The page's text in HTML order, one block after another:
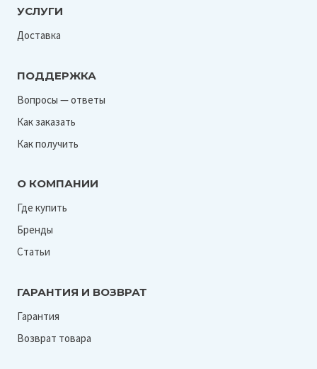
УСЛУГИ
Доставка
ПОДДЕРЖКА
Вопросы — ответы
Как заказать
Как получить
О КОМПАНИИ
Где купить
Бренды
Статьи
ГАРАНТИЯ И ВОЗВРАТ
Гарантия
Возврат товара